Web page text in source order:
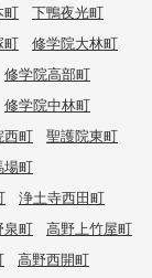
町
下鴨夜光町
町
修学院大林町
修学院高部町
修学院中林町
西町
聖護院東町
場町
浄土寺西田町
泉町
高野上竹屋町
高野西開町